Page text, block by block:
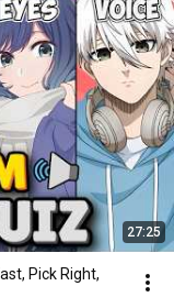
27:25
Pick Right,